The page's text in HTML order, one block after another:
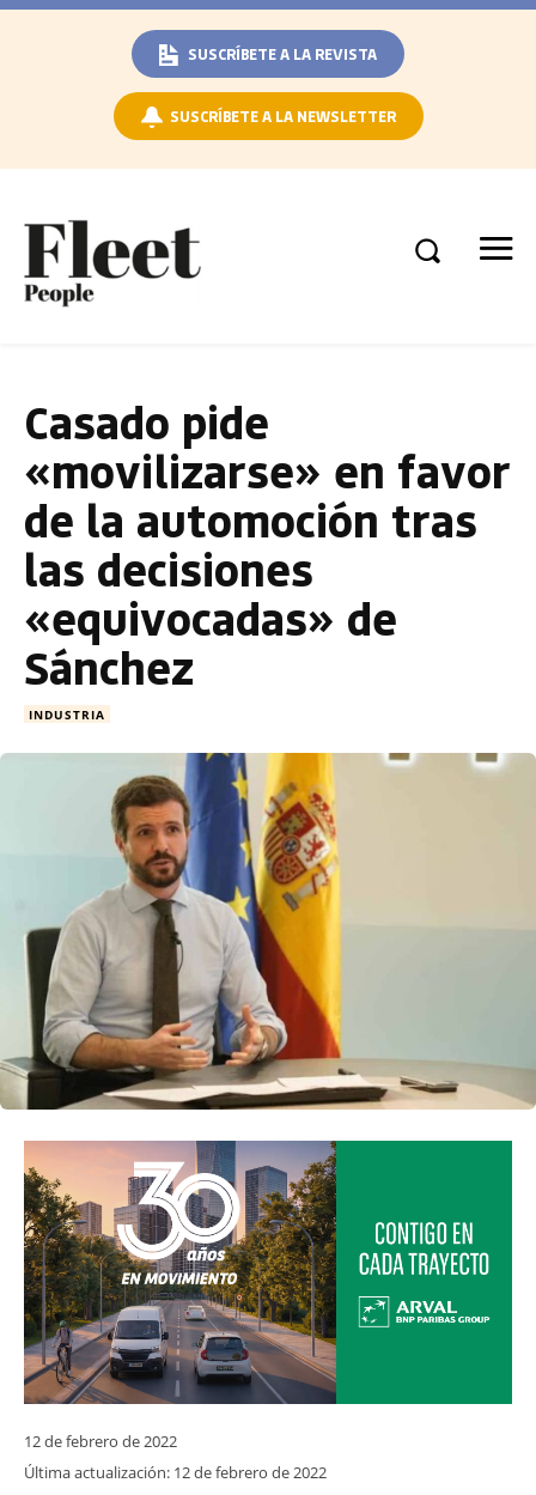
SUSCRÍBETE A LA REVISTA
SUSCRÍBETE A LA NEWSLETTER
Casado pide
«movilizarse» en favor
de la automoción tras
las decisiones
«equivocadas» de
Sánchez
INDUSTRIA
12 de febrero de 2022
Última actualización: 12 de febrero de 2022